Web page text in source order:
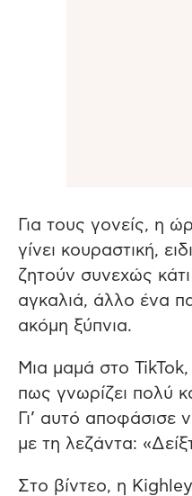
Για τους γονείς, η
γίνει κουραστική,
ζητούν συνεχώς
αγκαλιά, άλλο ένα
ακόμη ξύπνια.
Μια μαμά στο
πως γνωρίζει πολύ
Γι’ αυτό αποφάσισε
με τη λεζάντα:
Στο βίντεο, η